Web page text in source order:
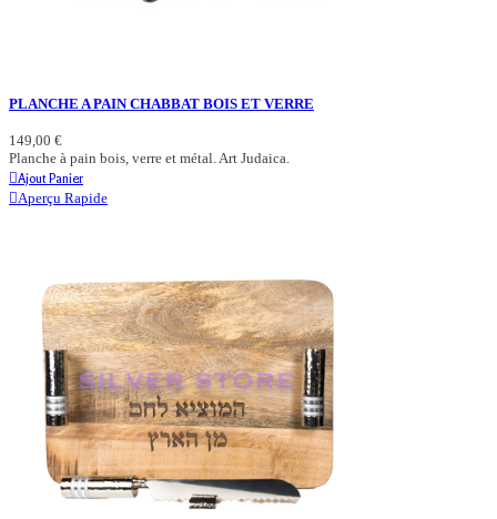
PLANCHE A PAIN CHABBAT BOIS ET VERRE
149,00 €
Planche à pain bois, verre et métal. Art Judaica.
Ajout Panier
Aperçu Rapide